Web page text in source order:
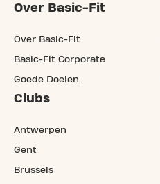
Over Basic-Fit
Over Basic-Fit
Basic-Fit Corporate
Goede Doelen
Clubs
Antwerpen
Gent
Brussels